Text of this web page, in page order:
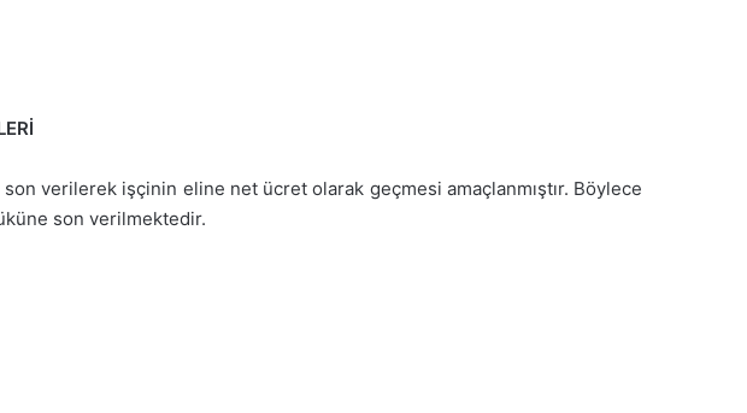
verilerek işçinin eline net ücret olarak geçmesi amaçlanmıştır. Böylece
son verilmektedir.